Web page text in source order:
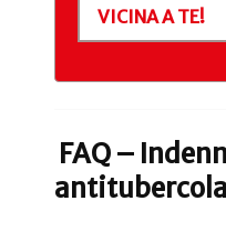
VICINA A TE!
FAQ –